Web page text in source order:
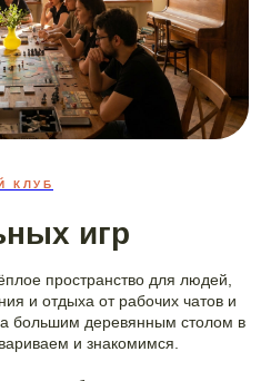
КЛУБ
игр
пространство для людей,
и отдыха от рабочих чатов и
большим деревянным столом в
и знакомимся.